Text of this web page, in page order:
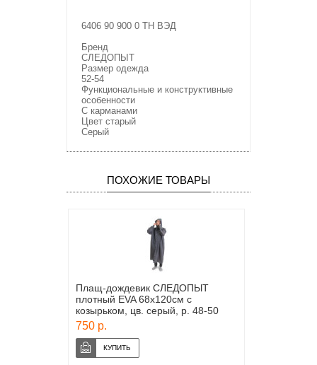
6406 90 900 0 ТН ВЭД
Бренд
СЛЕДОПЫТ
Размер одежда
52-54
Функциональные и конструктивные
особенности
С карманами
Цвет старый
Серый
ПОХОЖИЕ ТОВАРЫ
Плащ-дождевик СЛЕДОПЫТ
плотный EVA 68х120см с
козырьком, цв. серый, р. 48-50
750 р.